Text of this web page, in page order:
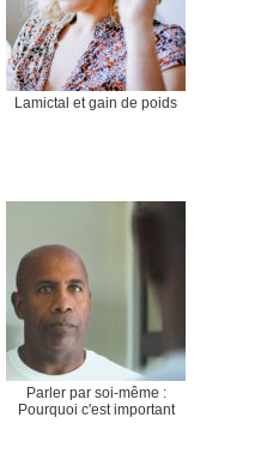
Lamictal et gain de poids
Parler par soi-même :
Pourquoi c'est important